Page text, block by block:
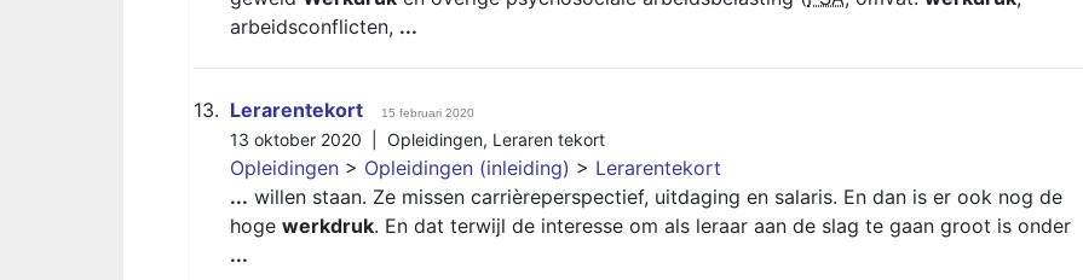
arbeidsconflicten, ...
13. Lerarentekort 15 februari 2020
13 oktober 2020 | Opleidingen, Leraren tekort
Opleidingen > Opleidingen (inleiding) > Lerarentekort
... willen staan. Ze missen carrièreperspectief, uitdaging en salaris. En dan is er ook nog de
hoge werkdruk. En dat terwijl de interesse om als leraar aan de slag te gaan groot is onder
...